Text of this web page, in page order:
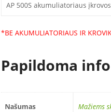
AP 500S akumuliatoriaus
*BE AKUMULIATORIAUS IR
Papildoma
Našumas Mažiems